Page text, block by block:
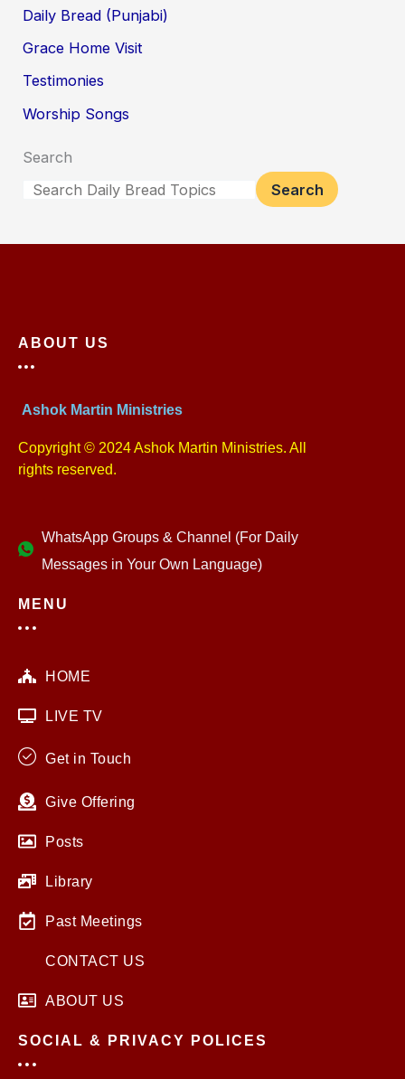
Daily Bread (Punjabi)
Grace Home Visit
Testimonies
Worship Songs
Search
Search
ABOUT US
Ashok Martin Ministries
Copyright © 2024 Ashok Martin Ministries. All
rights reserved.
WhatsApp Groups & Channel (For Daily
Messages in Your Own Language)
MENU
HOME
LIVE TV
Get in Touch
Give Offering
Posts
Library
Past Meetings
CONTACT US
ABOUT US
SOCIAL & PRIVACY POLICES